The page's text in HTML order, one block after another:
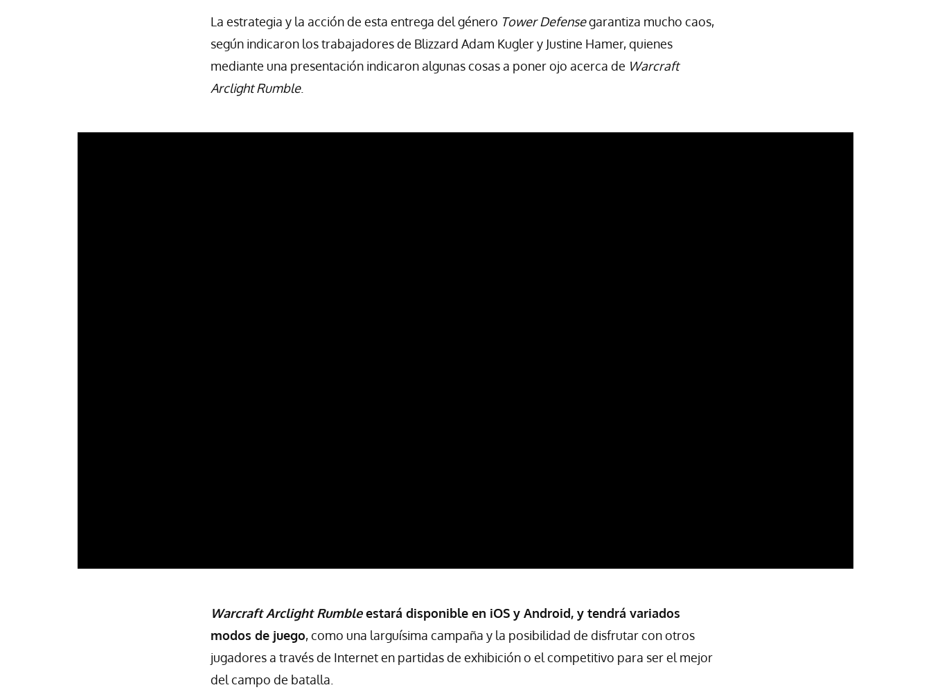
La estrategia y la acción de esta entrega del género Tower Defensegarantiza mucho caos,
según indicaron los trabajadores de Blizzard Adam Kugler y Justine Hamer, quienes
mediante una presentación indicaron algunas cosas a poner ojo acerca de Warcraft
Arclight Rumble.
Warcraft Arclight Rumbleestará disponible en iOS y Android, y tendrá variados
modos de juego, como una larguísima campaña y la posibilidad de disfrutar con otros
jugadores a través de Internet en partidas de exhibición o el competitivo para ser el mejor
del campo de batalla.